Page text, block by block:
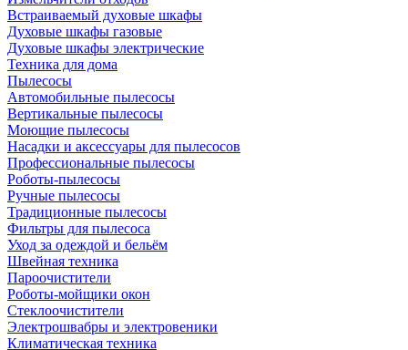
Встраиваемый духовые шкафы
Духовые шкафы газовые
Духовые шкафы электрические
Техника для дома
Пылесосы
Автомобильные пылесосы
Вертикальные пылесосы
Моющие пылесосы
Насадки и аксессуары для пылесосов
Профессиональные пылесосы
Роботы-пылесосы
Ручные пылесосы
Традиционные пылесосы
Фильтры для пылесоса
Уход за одеждой и бельём
Швейная техника
Пароочистители
Роботы-мойщики окон
Стеклоочистители
Электрошвабры и электровеники
Климатическая техника